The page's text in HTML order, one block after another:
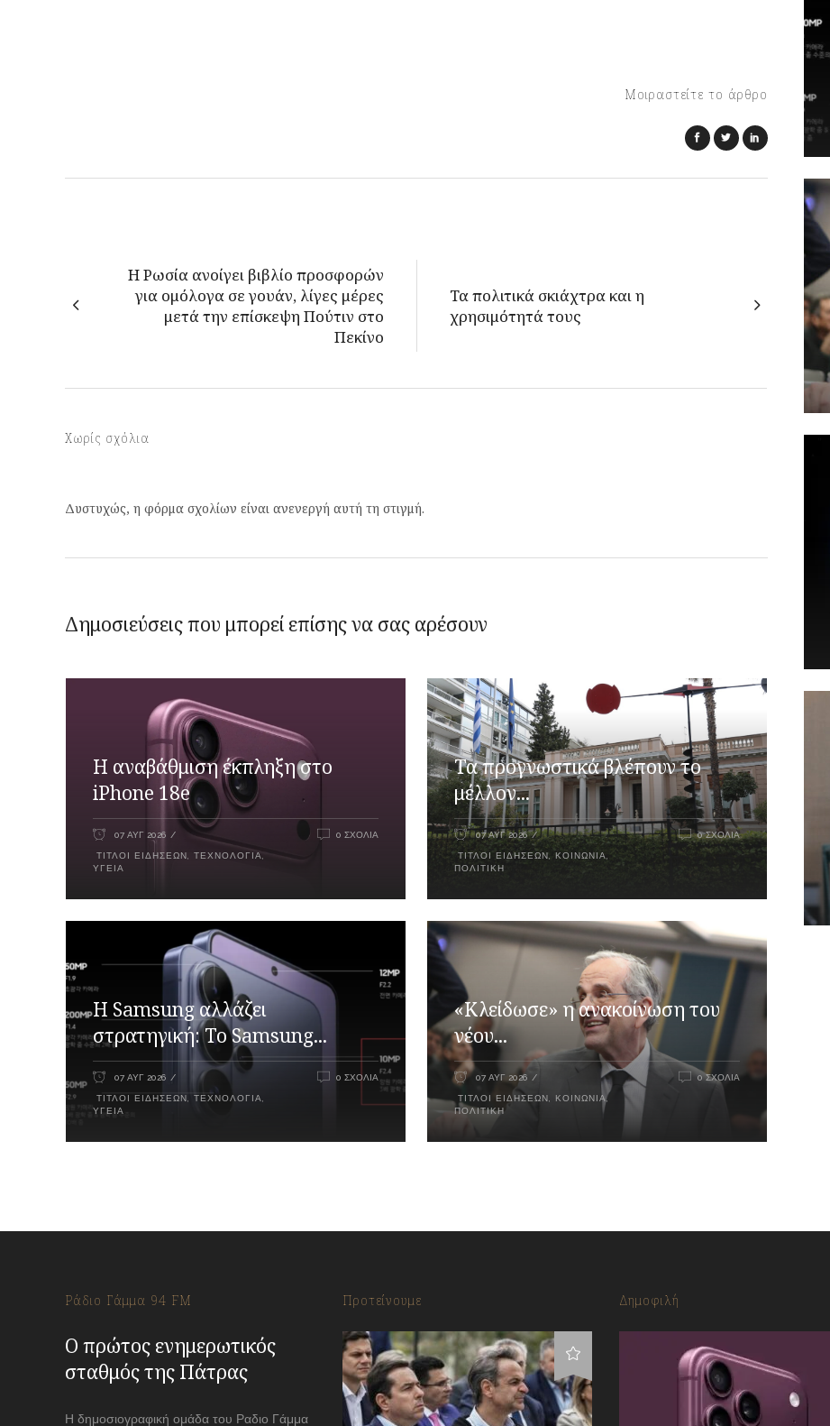
Μοιραστείτε το άρθρο
Η Ρωσία ανοίγει βιβλίο προσφορών
για ομόλογα σε γουάν, λίγες μέρες
μετά την επίσκεψη Πούτιν στο
Πεκίνο
Τα πολιτικά σκιάχτρα και η
χρησιμότητά τους
Χωρίς σχόλια
Δυστυχώς, η φόρμα σχολίων είναι ανενεργή αυτή τη στιγμή.
Δημοσιεύσεις που μπορεί επίσης να σας αρέσουν
Η αναβάθμιση έκπληξη στο
iPhone 18e
07 ΑΥΓ 2026
ΤΊΤΛΟΙ ΕΙΔΉΣΕΩΝ ΤΕΧΝΟΛΟΓΊΑ
ΥΓΕΊΑ
0 ΣΧΌΛΙΑ
Τα προγνωστικά βλέπουν το
μέλλον...
07 ΑΥΓ 2026
ΤΊΤΛΟΙ ΕΙΔΉΣΕΩΝ ΚΟΙΝΩΝΊΑ
ΠΟΛΙΤΙΚΉ
0 ΣΧΌΛΙΑ
Η Samsung αλλάζει
στρατηγική: Το Samsung...
07 ΑΥΓ 2026
ΤΊΤΛΟΙ ΕΙΔΉΣΕΩΝ ΤΕΧΝΟΛΟΓΊΑ
ΥΓΕΊΑ
0 ΣΧΌΛΙΑ
«Κλείδωσε» η ανακοίνωση του
νέου...
07 ΑΥΓ 2026
ΤΊΤΛΟΙ ΕΙΔΉΣΕΩΝ ΚΟΙΝΩΝΊΑ,
ΠΟΛΙΤΙΚΉ
0 ΣΧΌΛΙΑ
Ράδιο Γάμμα 94 FM
Ο πρώτος ενημερωτικός
σταθμός της Πάτρας
Η δημοσιογραφική ομάδα του Ραδιο Γάμμα
Προτείνουμε Δημοφιλή